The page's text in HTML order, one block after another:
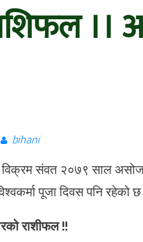
।।
bihani
संवत २०७९ साल असोज
पूजा दिवस पनि रहेको
राशीफल !!